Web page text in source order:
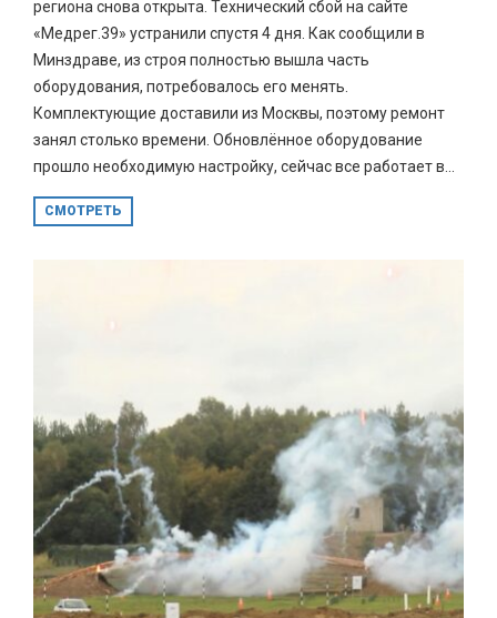
региона снова открыта. Технический сбой на сайте
«Медрег.39» устранили спустя 4 дня. Как сообщили в
Минздраве, из строя полностью вышла часть
оборудования, потребовалось его менять.
Комплектующие доставили из Москвы, поэтому ремонт
занял столько времени. Обновлённое оборудование
прошло необходимую настройку, сейчас все работает в...
СМОТРЕТЬ